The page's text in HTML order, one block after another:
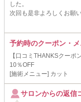
した。
次回も是非よろしくお願
予約時のクーポン・
【口コミTHANKSクー
10％OFF
[施術メニュー] カット
サロンからの返信